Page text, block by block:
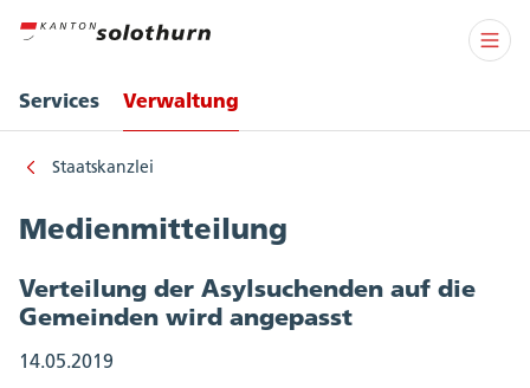
Services Verwaltung
Staatskanzlei
Medienmitteilung
Verteilung der Asylsuchenden auf die
Gemeinden wird angepasst
14.05.2019